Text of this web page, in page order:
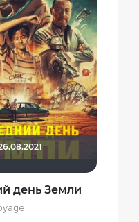
день Земли